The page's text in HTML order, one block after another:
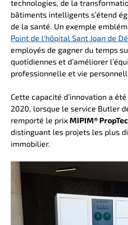
technologies, de la
bâtiments intelligents s’étend
de la santé. Un exemple
Point de l'hôpital Sant Joan de
employés de gagner du temps
quotidiennes et d’améliorer
professionnelle et vie
Cette capacité d’innovation a
2020, lorsque le service Butler
remporté le prix MIPIM®
distinguant les projets les plus
immobilier.